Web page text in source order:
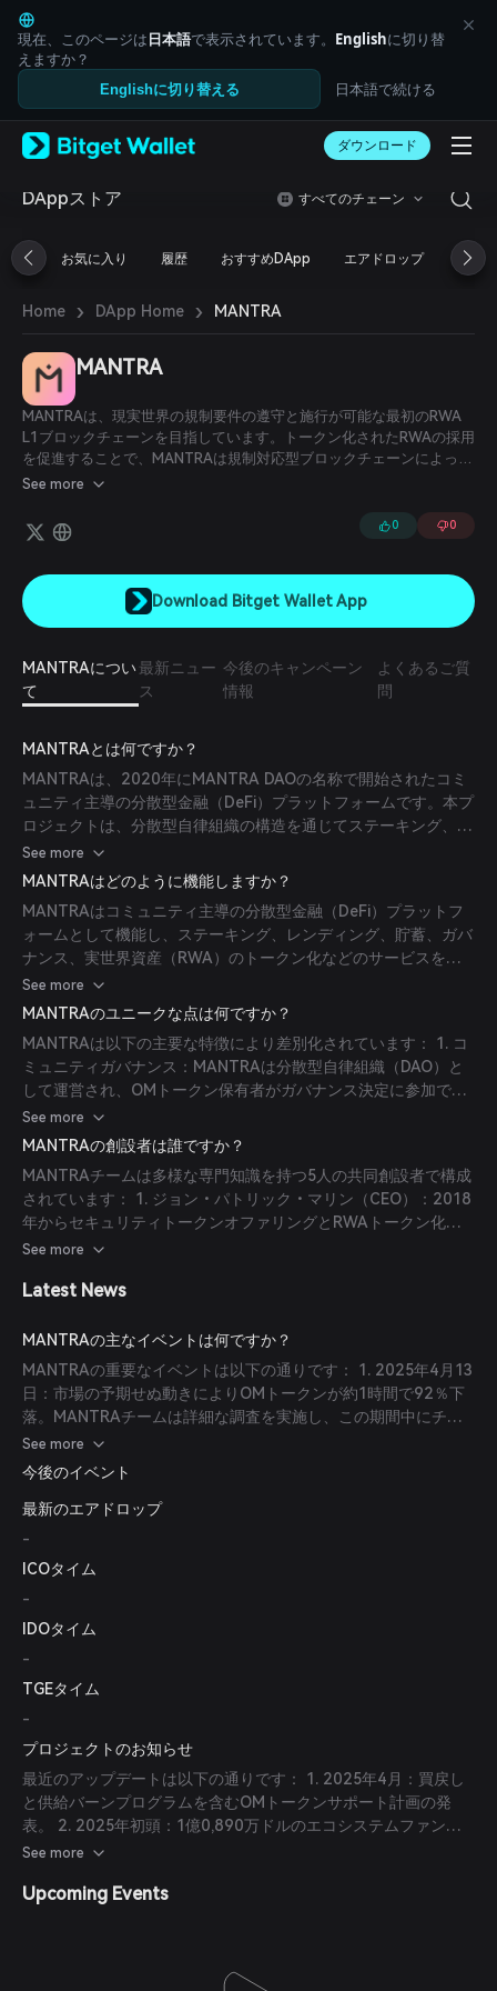
English
日本語
Tiếng Việt
Русский
Español (Latinoamérica)
Italiano
Deutsch
繁體中文
Português (Portugal)
ภาษาไทย
العربية
हिन्दी
Español
Português (Brasil)
Español (Argentina)
現在、このページは日本語で表示されています。 Englishに切り替
えますか？
Englishに切り替える 日本語で続ける
ダウンロード
DAppストア すべてのチェーン
お気に入り 履歴 おすすめDApp エアドロップ DeFi
Home › DApp Home › MANTRA
MANTRA
MANTRAは、現実世界の規制要件の遵守と施行が可能な最初のRWA
L1ブロックチェーンを目指しています。トークン化されたRWAの採用
を促進することで、MANTRAは規制対応型ブロックチェーンによって
16兆ドル規模のRWA経済を解き放つ可能性を秘めています。
的金融（TradFi）企業は簡単に切り替えを行い、資産のトークン化や
ブロックチェーンソリューションを活用して、世界的なRWAの成長を
See more
0 0
Download Bitget Wallet App
MANTRAについ
て
最新ニュー
ス
今後のキャンペーン
情報
よくあるご質
問
MANTRAとは何ですか？
MANTRAは、2020年にMANTRA DAOの名称で開始されたコミ
ュニティ主導の分散型金融（DeFi）プラットフォームです。本プ
ロジェクトは、分散型自律組織の構造を通じてステーキング、レ
ンディング、貯蓄、ガバナンス、実世界資産（RWA）のトーク
ン化機能を提供します。もともとはPolkadotエコシステムとの
互換性を持つSubstrateベースのブロックチェーンであるRio
Chain上に構築され、既存のDeFiプラットフォームの相互運用性
やガバナンスの非効率性などの課題に対処することを目的として
います。MANTRAのインフラは、分散型アイデンティティ
（DID）、顧客確認（KYC）、マネーロンダリング防止（AML）
対応をサポートするツールを組み込んでいます。プラットフォー
ムには、MANTRA POOLと呼ばれるゲーミフィケーションされ
た貯蓄機能や、KARMAプロトコルという評判に基づくエンゲー
ジメントシステムが導入されており、ネットワークに貢献し参加
よって監督されており、最初はエコシステムを管理し、その後分
散型プロセスを通じてOMトークン保有者に管理権限が移譲され
ます。
See more
MANTRAはどのように機能しますか？
MANTRAはコミュニティ主導の分散型金融（DeFi）プラットフ
ォームとして機能し、ステーキング、レンディング、貯蓄、ガバ
ナンス、実世界資産（RWA）のトークン化などのサービスを提
供します。Polkadotエコシステムと互換性のあるSubstrateベ
ースのブロックチェーン、Rio Chain上に初めて構築され、既存
のDeFiプラットフォームでの相互運用性とガバナンスの非効率性
に対応しています。プラットフォームは分散型アイデンティティ
（DID）、顧客確認（KYC）、マネーロンダリング防止（AML）
の対応ツールを備えています。ゲーミフィケーションされた貯蓄
メカニズムであるMANTRA POOLや、評判に基づくエンゲージ
メントシステムのKARMAプロトコルなどの機能は、ユーザー参
加に報いる設計です。ガバナンスとサービスの開発はMANTRA
DAO財団が監督し、分散型プロセスを通じてOMトークン保有者
に管理権限を移行します。
See more
MANTRAのユニークな点は何ですか？
MANTRAは以下の主要な特徴により差別化されています： 1. コ
ミュニティガバナンス：MANTRAは分散型自律組織（DAO）と
して運営され、OMトークン保有者がガバナンス決定に参加でき
るため、コミュニティ主導のプラットフォーム開発を実現しま
す。 2. 実世界資産のトークン化：プラットフォームは、実世界
資産（RWA）のトークン化を可能にし、伝統的な金融と分散型
エコシステムを橋渡しし、ユーザーに幅広い投資機会を提供しま
す。 3. コンプライアンスとセキュリティ：分散型アイデンティ
ティ（DID）、顧客確認（KYC）、マネーロンダリング防止
（AML）のツールを導入し、規制要件に対応しつつプラットフォ
ケーションされた貯蓄機能MANTRA POOLと評判に基づくエン
参加を奨励し活気あるコミュニティを育成しています。
See more
MANTRAの創設者は誰ですか？
MANTRAチームは多様な専門知識を持つ5人の共同創設者で構成
されています： 1. ジョン・パトリック・マリン（CEO）：2018
年からセキュリティトークンオファリングとRWAトークン化プ
ロジェクトに積極的に関わり、規制遵守に注力。 2. ウィル・コ
に関わるweb3分野の起業家。 3. ロドリゴ・クアン・ミランダ
4. ステファン・ローラン・ヴィルデュー（評議会メンバー）：
web3、デジタルマーケティング、ビジネスマネジメントの分野
で複数の起業経験を持つ。 5. ジャヤント・ラマナンド（共同創
設者）：web3における機関営業とステーキングの専門家。共同
See more
Latest News
MANTRAの主なイベントは何ですか？
MANTRAの重要なイベントは以下の通りです： 1. 2025年4月13
日：市場の予期せぬ動きによりOMトークンが約1時間で92％下
落。MANTRAチームは詳細な調査を実施し、この期間中にチー
ムによる売却はなかったことを確認、市場の回復力強化策を提
示。 2. 2024年10月：オンチェーンステーキング、インフレー
したMANTRA Chainメインネットのローンチ。 3. 2024年2月：
～5月：野村を含む戦略的投資家から1100万ドルのプライベート
資金調達を実施。
See more
今後のイベント
最新のエアドロップ
-
ICOタイム
-
IDOタイム
-
TGEタイム
-
プロジェクトのお知らせ
最近のアップデートは以下の通りです： 1. 2025年4月：買戻し
と供給バーンプログラムを含むOMトークンサポート計画の発
表。 2. 2025年初頭：1億0,890万ドルのエコシステムファンド
の立ち上げ、ドバイでの仮想資産サービスプロバイダー
ーシップ。
See more
Upcoming Events